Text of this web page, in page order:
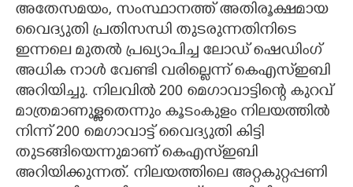
അതേസമയം, സംസ്ഥാനത്ത് അതിരൂക്ഷമായ
വൈദ്യുതി പ്രതിസന്ധി തുടരുന്നതിനിടെ
ഇന്നലെ മുതൽ പ്രഖ്യാപിച്ച ലോഡ് ഷെഡിംഗ്
അധിക നാള്‍ വേണ്ടി വരില്ലെന്ന് കെഎസ്ഇബി
അറിയിച്ചു. നിലവിൽ 200 മെഗാവാട്ടിന്‍റെ കുറവ്
മാത്രമാണുള്ളതെന്നും കൂടംകുളം നിലയത്തിൽ
നിന്ന് 200 മെഗാവാട്ട് വൈദ്യുതി കിട്ടി
തുടങ്ങിയെന്നുമാണ് കെഎസ്ഇബി
അറിയിക്കുന്നത്. നിലയത്തിലെ അറ്റകുറ്റപ്പണി